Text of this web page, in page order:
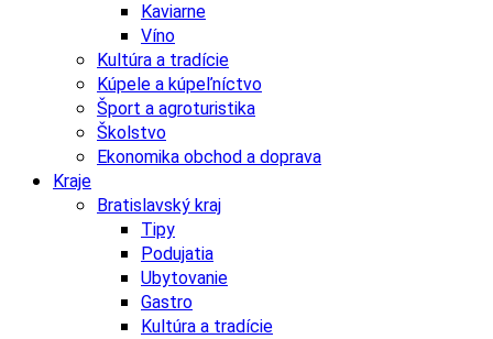
Kaviarne
Víno
Kultúra a tradície
Kúpele a kúpeľníctvo
Šport a agroturistika
Školstvo
Ekonomika obchod a doprava
Kraje
Bratislavský kraj
Tipy
Podujatia
Ubytovanie
Gastro
Kultúra a tradície